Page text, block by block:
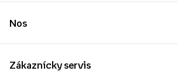
Nos
Zákaznícky servis